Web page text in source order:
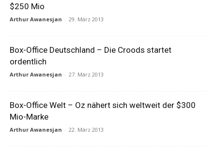
$250 Mio
Arthur Awanesjan - 29. März 2013
Box-Office Deutschland – Die Croods startet
ordentlich
Arthur Awanesjan - 27. März 2013
Box-Office Welt – Oz nähert sich weltweit der $300
Mio-Marke
Arthur Awanesjan - 22. März 2013